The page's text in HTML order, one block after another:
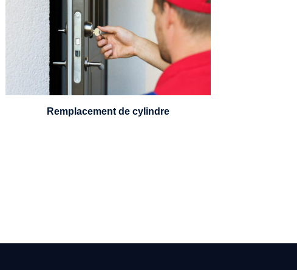
Un serrurier sera en mesure de choisir et
remplacer un cylindre standard, à 5
leviers ou à 3 leviers, Mul-T-Lock ou
encore multipoints.
Remplacement de cylindre